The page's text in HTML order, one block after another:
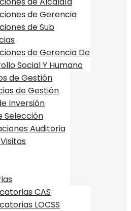
de Gerencia
de Sub
de Gerencia De
Social Y Humano
de Gestión
de Gestión
Inversión
Selección
Auditoria
CAS
LOCSS